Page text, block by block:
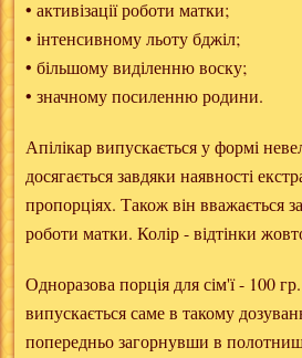
• активізації роботи матки;
• інтенсивному льоту бджіл;
• більшому виділенню воску;
• значному посиленню родини.
Апілікар випускається у формі
досягається завдяки наявності
пропорціях. Також він
роботи матки. Колір - відтінки
Одноразова порція для сім'ї - 100
випускається саме в такому
попередньо загорнувши в